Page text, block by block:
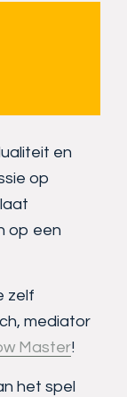
en
op
op een
zelf
mediator
Master!
het spel